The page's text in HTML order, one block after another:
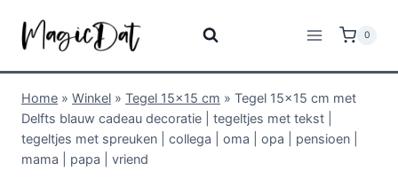
0
Home » Winkel » Tegel 15x15 cm » Tegel 15×15 cm met
Delfts blauw cadeau decoratie | tegeltjes met tekst |
tegeltjes met spreuken | collega | oma | opa | pensioen |
mama | papa | vriend